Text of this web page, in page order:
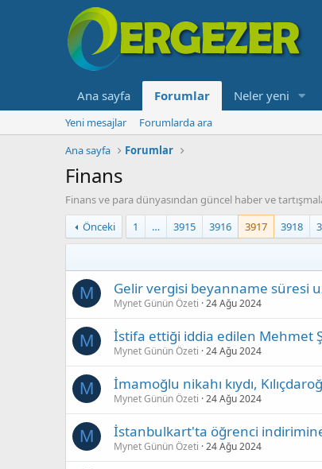
Ana sayfa Forumlar Neler yeni
Yeni mesajlar
Forumlarda ara
Ana sayfa
Forumlar
Finans
Finans ve para dünyasından güncel haber ve
Önceki
1 … 3915 3916 3917 3918
M Gelir vergisi beyanname süresi
Mynet Günün Özeti 24 Ağu 2024
M İstifa ettiği iddia edilen Mehmet
Mynet Günün Özeti 24 Ağu 2024
M İmamoğlu nikahı kıydı,
Mynet Günün Özeti 24 Ağu 2024
M İstanbulkart'ta öğrenci indirimine
Mynet Günün Özeti 24 Ağu 2024